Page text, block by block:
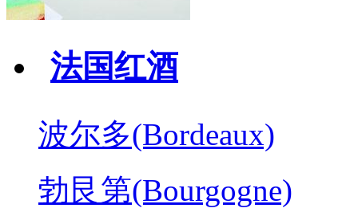
法国红酒
波尔多(Bordeaux)
勃艮第(Bourgogne)